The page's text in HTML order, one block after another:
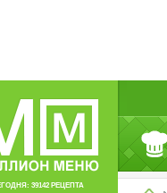
39142 РЕЦЕПТА